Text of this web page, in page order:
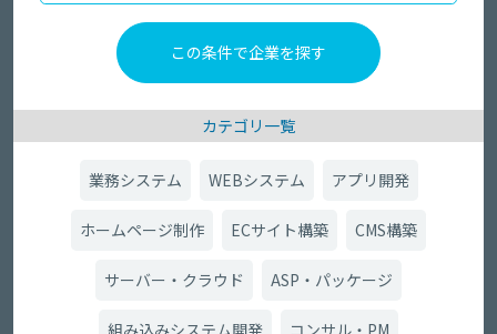
カテゴリ一覧
業務システム WEBシステム アプリ開発
ホームページ制作 ECサイト構築 CMS構築
サーバー・クラウド ASP・パッケージ
組み込みシステム開発 コンサル・PM